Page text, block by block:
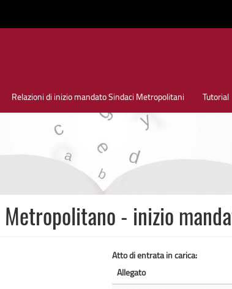
Relazioni di inizio mandato Sindaci Metropolitani Tutorial
Metropolitano - inizio
Atto di entrata in carica:
Allegato